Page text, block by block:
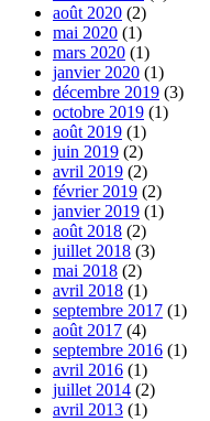
août 2020 (2)
mai 2020 (1)
mars 2020 (1)
janvier 2020 (1)
décembre 2019 (3)
octobre 2019 (1)
août 2019 (1)
juin 2019 (2)
avril 2019 (2)
février 2019 (2)
janvier 2019 (1)
août 2018 (2)
juillet 2018 (3)
mai 2018 (2)
avril 2018 (1)
septembre 2017 (1)
août 2017 (4)
septembre 2016 (1)
avril 2016 (1)
juillet 2014 (2)
avril 2013 (1)